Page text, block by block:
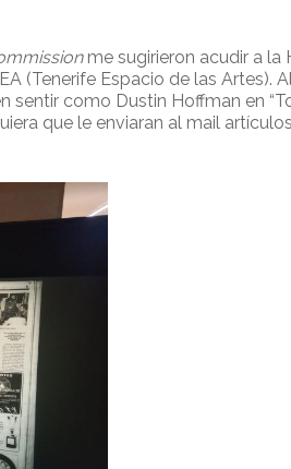
me sugirieron acudir a la
(Tenerife Espacio de las Artes).
como Dustin Hoffman en
que le enviaran al mail